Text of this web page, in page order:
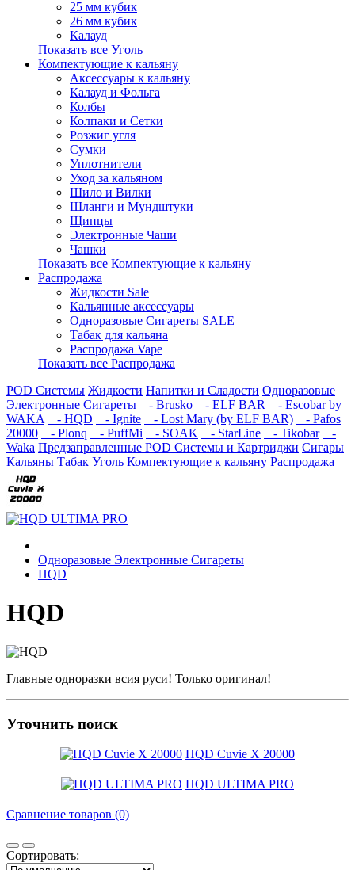
25 мм кубик
26 мм кубик
Калауд
Показать все Уголь
Компектующие к кальяну
Аксессуары к кальяну
Калауд и Фольга
Колбы
Колпаки и Сетки
Розжиг угля
Сумки
Уплотнители
Уход за кальяном
Шило и Вилки
Шланги и Мундштуки
Щипцы
Электронные Чаши
Чашки
Показать все Компектующие к кальяну
Распродажа
Жидкости Sale
Кальянные аксессуары
Одноразовые Сигареты SALE
Табак для кальяна
Распродажа Vape
Показать все Распродажа
POD Системы Жидкости Напитки и Сладости Одноразовые
Электронные Сигареты
- Brusko - ELF BAR
- Escobar by
WAKA
- HQD - Ignite - Lost Mary (by ELF BAR)
- Pafos
20000
- Plonq - PuffMi - SOAK - StarLine - Tikobar
-
Waka Предзаправленные POD Системы и Картриджи Сигары
Кальяны Табак Уголь Компектующие к кальяну Распродажа
Одноразовые Электронные Сигареты
HQD
HQD
Главные одноразки всия руси! Только оригинал!
Уточнить поиск
HQD Cuvie X 20000
HQD ULTIMA PRO
Сравнение товаров (0)
Сортировать: